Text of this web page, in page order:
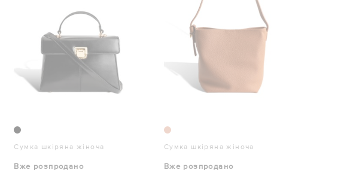
Сумка шкіряна жіноча
Вже розпродано
Сумка шкіряна жіноча
Вже розпродано